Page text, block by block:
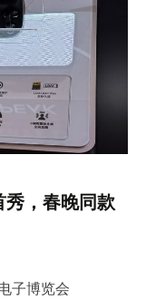
，春晚同款
子博览会